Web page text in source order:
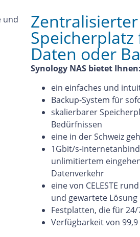
Zentralisierter
Daten oder
Synology NAS bietet Ihnen:
ein einfaches und
Backup-System für
skalierbarer
Bedürfnissen
eine in der Schweiz
1Gbit/s-
unlimitiertem
Datenverkehr
eine von CELESTE
und gewartete Lösung
Festplatten, die für
Verfügbarkeit von 99,9